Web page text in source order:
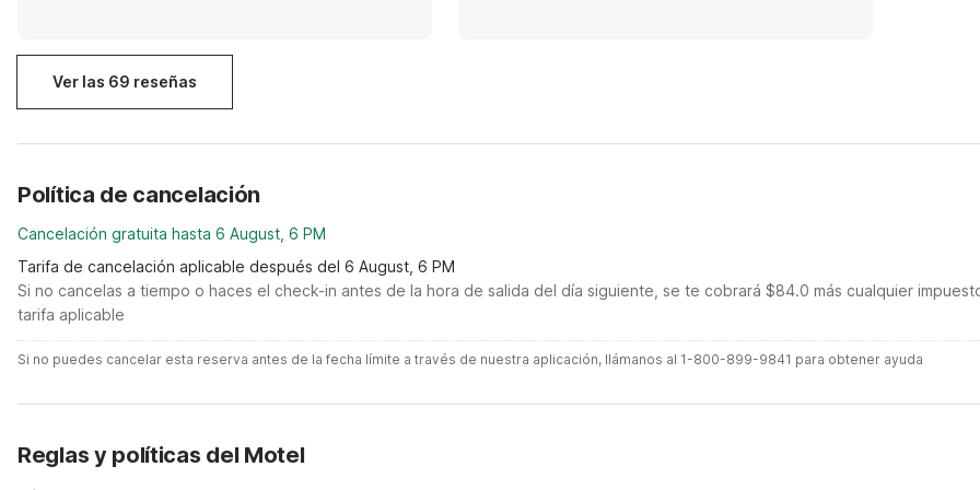
Ver las 69 reseñas
Política de cancelación
Cancelación gratuita hasta 6 August, 6 PM
Tarifa de cancelación aplicable después del 6 August, 6 PM
Si no cancelas a tiempo o haces el check-in antes de la hora de salida del día siguiente, se te cobrará $84.0 más cualquier
tarifa aplicable
Si no puedes cancelar esta reserva antes de la fecha límite a través de nuestra aplicación, llámanos al 1-800-899-9841 para obtener ayuda
Reglas y políticas del Motel